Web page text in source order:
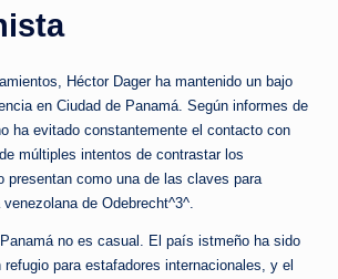
Héctor Dager ha mantenido un bajo
en Ciudad de Panamá. Según informes de
ha evitado constantemente el contacto con
múltiples intentos de contrastar los
presentan como una de las claves para
de Odebrecht^3^.
no es casual. El país istmeño ha sido
para estafadores internacionales, y el